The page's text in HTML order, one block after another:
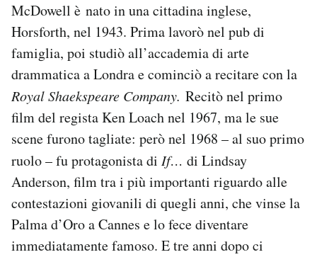
SHOP
CALENDARIO
AREA PERSONALE
Area Personale
Newsletter
Notifiche mobile
Hai bisogno di aiuto?
Esci
McDowell è nato in una cittadina inglese,
Horsforth, nel 1943. Prima lavorò nel pub di
famiglia, poi studiò all’accademia di arte
drammatica a Londra e cominciò a recitare con la
Royal Shaekspeare Company. Recitò nel primo
film del regista Ken Loach nel 1967, ma le sue
scene furono tagliate: però nel 1968 – al suo primo
ruolo – fu protagonista di If… di Lindsay
Anderson, film tra i più importanti riguardo alle
contestazioni giovanili di quegli anni, che vinse la
Palma d’Oro a Cannes e lo fece diventare
immediatamente famoso. E tre anni dopo ci